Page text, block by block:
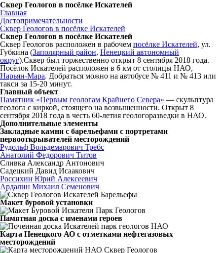
Сквер Геологов в посёлке Искателей
Главная
Достопримечательности
Сквер Геологов в посёлке Искателей
Сквер Геологов в посёлке Искателей
Сквер Геологов расположен в рабочем посёлке Искателей, ул.
Губкина (Заполярный район, Ненецкий автономный
округ).Сквер был торжественно открыт 8 сентября 2018 года.
Посёлок Искателей расположен в 6 км от столицы НАО,
Нарьян-Мара. Добраться можно на автобусе № 411 и № 413 или
такси за 15-20 минут.
Главный объект
Памятник «Первым геологам Крайнего Севера» — скульптура
геолога с киркой, стоящего на возвышенности. Открыт 8
сентября 2018 года в честь 60-летия геологоразведки в НАО.
Дополнительные элементы
Закладные камни с барельефами с портретами
первооткрывателей месторождений
Рудольф Вольдемарович Требс
Анатолий Федорович Титов
Сливка Александр Антонович
Садецкий Давид Исаакович
Россихин Юрий Алексеевич
Ардалин Михаил Семенович
Макет буровой установки
Памятная доска с именами героев
Карта Ненецкого АО с отметками нефтегазовых
месторождений